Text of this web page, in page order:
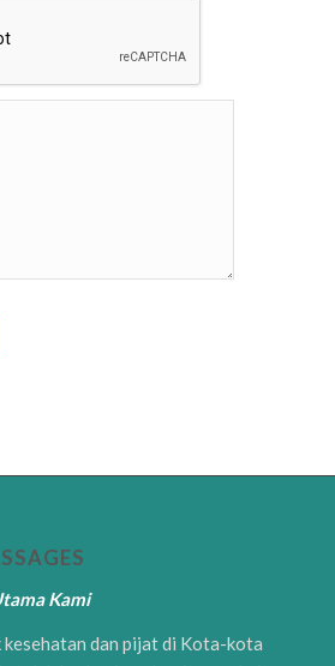
Kami
dan pijat di Kota-kota